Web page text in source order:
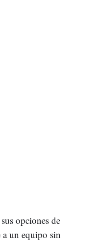
opciones de
a un equipo sin